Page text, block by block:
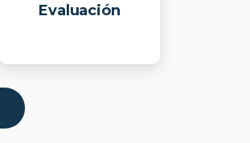
Evaluación